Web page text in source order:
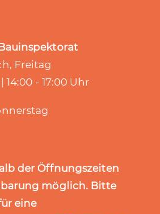
Freitag
14:00 - 17:00 Uhr
der Öffnungszeiten
möglich. Bitte
eine